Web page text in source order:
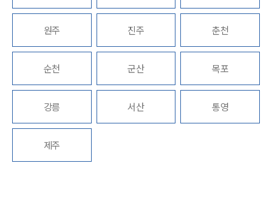
언론보도
공지사항
법률서식
뉴스레터/브로슈어
원주 진주 춘천
순천 군산 목포
강릉 서산 통영
제주